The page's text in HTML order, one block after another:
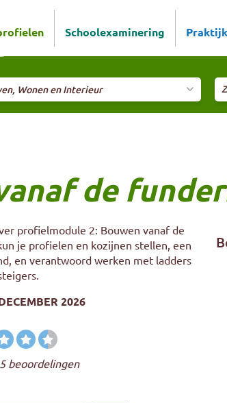
Schoolexaminering
richting
Wonen en Interieur
de
profielmodule 2: Bouwen vanaf de
je profielen en kozijnen stellen, een
en verantwoord werken met ladders
2026
beoordelingen